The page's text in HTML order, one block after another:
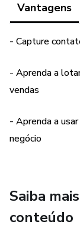
➜ Barbearias
➜ Petshops
➜ Coworking
➜ Terapias
➜ Empresa de
➜ Entre outros
Vantagens
- Capture
- Aprenda a
vendas
- Aprenda a
negócio
Saiba
conteúdo